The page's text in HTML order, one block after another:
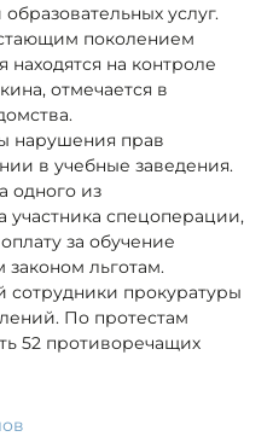
услуг.
поколением
находятся на контроле
отмечается в
нарушения прав
в учебные заведения.
одного из
участника спецоперации,
за обучение
льготам.
сотрудники прокуратуры
По протестам
52 противоречащих